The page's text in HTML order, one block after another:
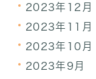
2023年12月
2023年11月
2023年10月
2023年9月